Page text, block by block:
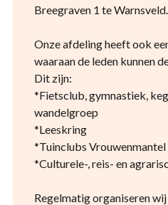
Breegraven 1 te Warnsveld.
Onze afdeling heeft ook
waaraan de leden kunnen
Dit zijn:
*Fietsclub, gymnastiek,
wandelgroep
*Leeskring
*Tuinclubs Vrouwenmantel
*Culturele-, reis- en
Regelmatig organiseren